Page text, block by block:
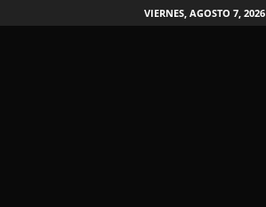
VIERNES, AGOSTO 7, 2026